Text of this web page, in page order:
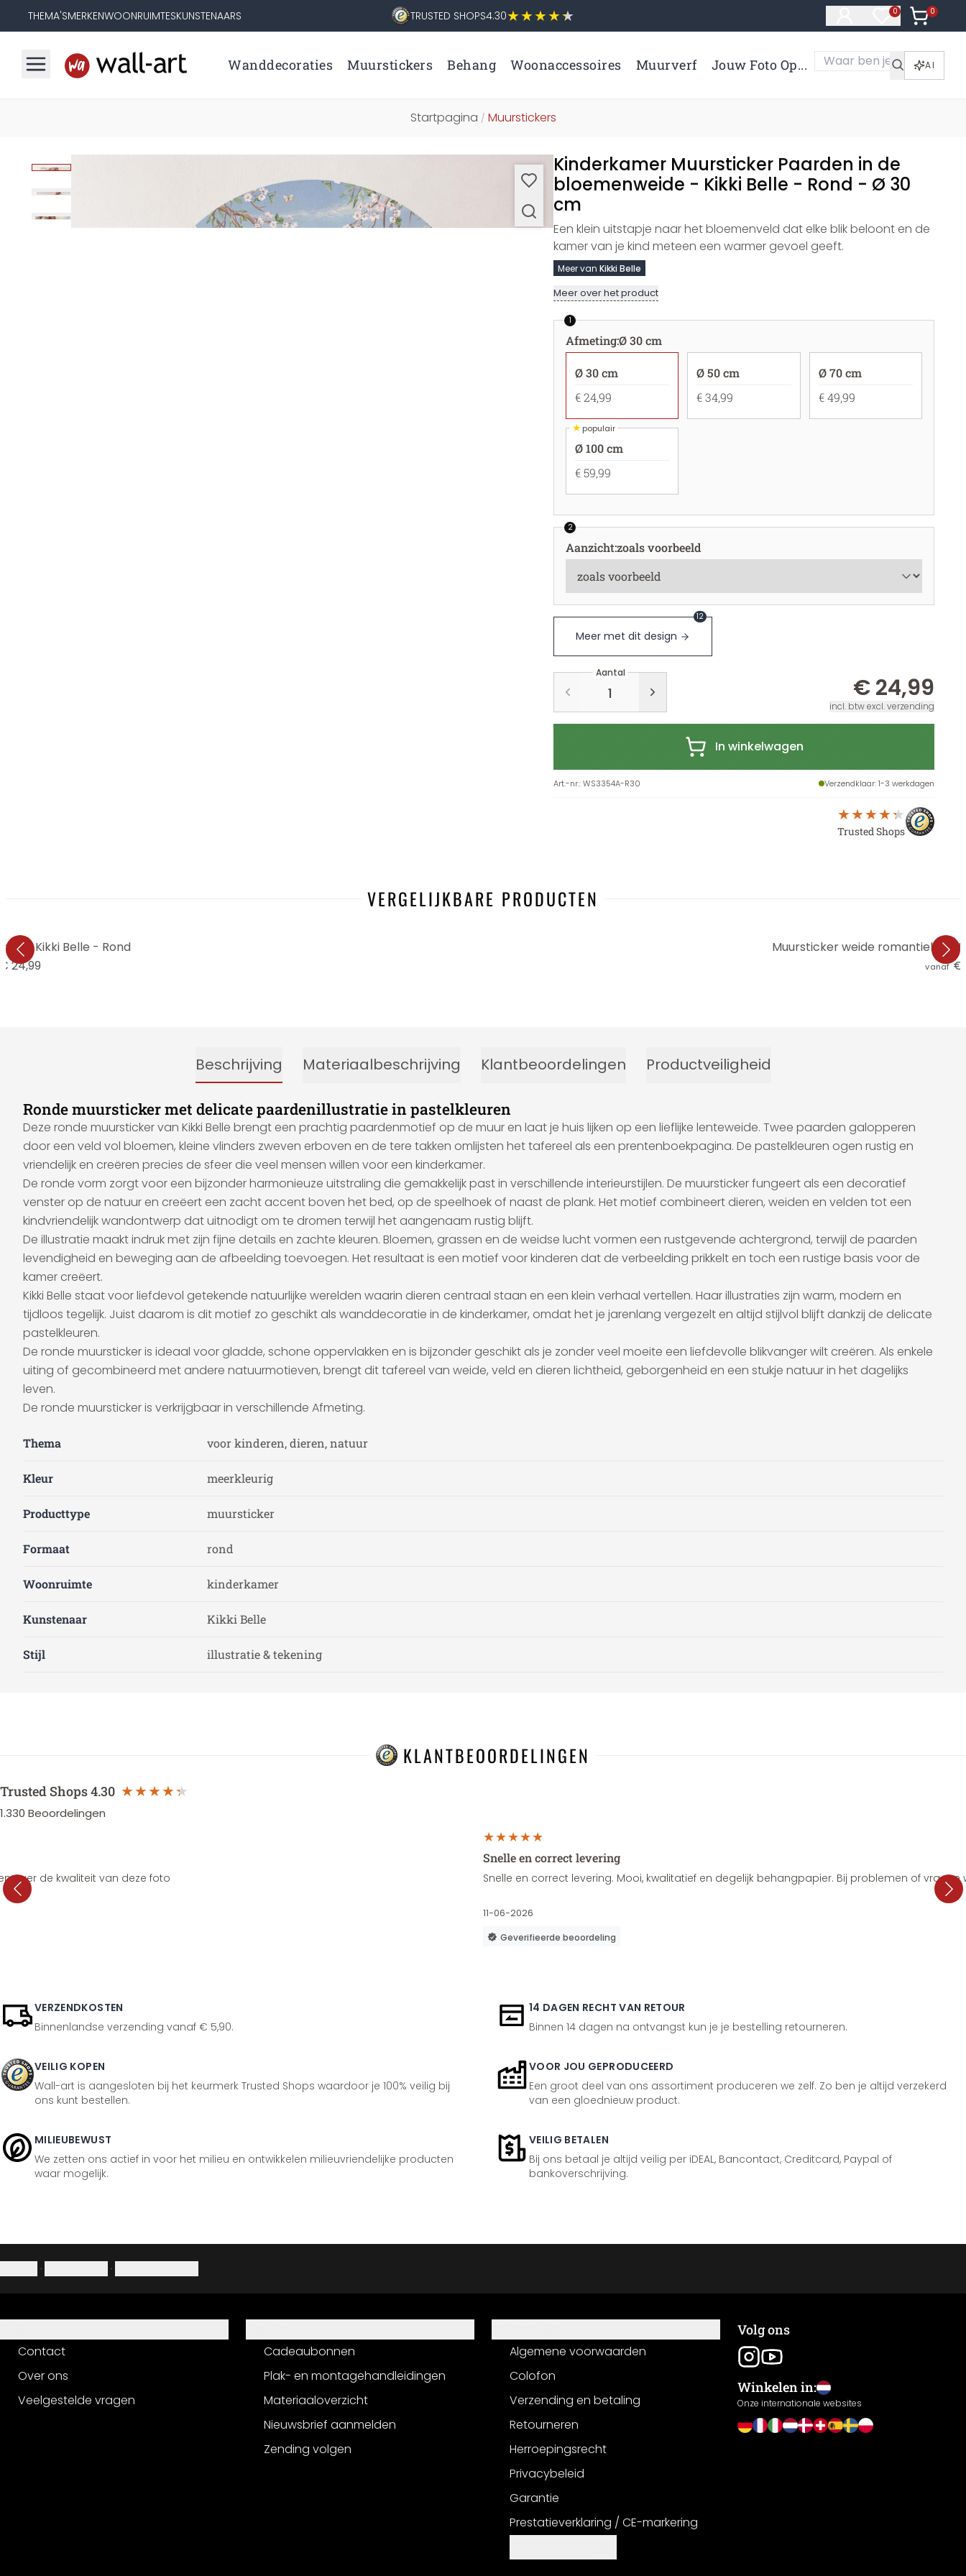
THEMA'SMERKENWOONRUIMTESKUNSTENAARS TRUSTED SHOPS4.30 0
Artikelen in
0
Artikelen
Wanddecoraties Muurstickers Behang Woonaccessoires Muurverf Jouw Foto Op... AI
Startpagina / Muurstickers
Kinderkamer Muursticker Paarden in de
bloemenweide - Kikki Belle - Rond - Ø 30
cm
Een klein uitstapje naar het bloemenveld dat elke blik beloont en de
kamer van je kind meteen een warmer gevoel geeft.
Meer van Kikki Belle
Meer over het product
1
Afmeting:Ø 30 cm
Ø 30 cm
€ 24,99
Ø 50 cm
€ 34,99
Ø 70 cm
€ 49,99
★populair
Ø 100 cm
€ 59,99
2
Aanzicht:zoals voorbeeld
Meer met dit design
12
Aantal
€ 24,99
incl. btw excl. verzending
In winkelwagen
Art.-nr.:WS3354A-R30 Verzendklaar: 1-3 werkdagen
Trusted Shops
VERGELIJKBARE PRODUCTEN
- Kikki Belle - Rond
24,99
Muursticker weide romantiek
vanaf €
Beschrijving Materiaalbeschrijving Klantbeoordelingen Productveiligheid
Ronde muursticker met delicate paardenillustratie in pastelkleuren
Deze ronde muursticker van Kikki Belle brengt een prachtig paardenmotief op de muur en laat je huis lijken op een lieflijke lenteweide. Twee paarden galopperen
door een veld vol bloemen, kleine vlinders zweven erboven en de tere takken omlijsten het tafereel als een prentenboekpagina. De pastelkleuren ogen rustig en
vriendelijk en creëren precies de sfeer die veel mensen willen voor een kinderkamer.
De ronde vorm zorgt voor een bijzonder harmonieuze uitstraling die gemakkelijk past in verschillende interieurstijlen. De muursticker fungeert als een decoratief
venster op de natuur en creëert een zacht accent boven het bed, op de speelhoek of naast de plank. Het motief combineert dieren, weiden en velden tot een
kindvriendelijk wandontwerp dat uitnodigt om te dromen terwijl het aangenaam rustig blijft.
De illustratie maakt indruk met zijn fijne details en zachte kleuren. Bloemen, grassen en de weidse lucht vormen een rustgevende achtergrond, terwijl de paarden
levendigheid en beweging aan de afbeelding toevoegen. Het resultaat is een motief voor kinderen dat de verbeelding prikkelt en toch een rustige basis voor de
kamer creëert.
Kikki Belle staat voor liefdevol getekende natuurlijke werelden waarin dieren centraal staan en een klein verhaal vertellen. Haar illustraties zijn warm, modern en
tijdloos tegelijk. Juist daarom is dit motief zo geschikt als wanddecoratie in de kinderkamer, omdat het je jarenlang vergezelt en altijd stijlvol blijft dankzij de delicate
pastelkleuren.
De ronde muursticker is ideaal voor gladde, schone oppervlakken en is bijzonder geschikt als je zonder veel moeite een liefdevolle blikvanger wilt creëren. Als enkele
uiting of gecombineerd met andere natuurmotieven, brengt dit tafereel van weide, veld en dieren lichtheid, geborgenheid en een stukje natuur in het dagelijks
leven.
De ronde muursticker is verkrijgbaar in verschillende Afmeting.
Thema voor kinderen, dieren, natuur
Kleur meerkleurig
Producttype muursticker
Formaat rond
Woonruimte kinderkamer
Kunstenaar Kikki Belle
Stijl illustratie & tekening
KLANTBEOORDELINGEN
Trusted Shops4.30
1.330 Beoordelingen
over de kwaliteit van deze foto
Snelle en correct levering
Snelle en correct levering. Mooi, kwalitatief en degelijk behangpapier. Bij problemen of
11-06-2026
Geverifieerde beoordeling
VERZENDKOSTEN
Binnenlandse verzending vanaf € 5,90.
14 DAGEN RECHT VAN RETOUR
Binnen 14 dagen na ontvangst kun je je bestelling retourneren.
VEILIG KOPEN
Wall-art is aangesloten bij het keurmerk Trusted Shops waardoor je 100% veilig bij
ons kunt bestellen.
VOOR JOU GEPRODUCEERD
Een groot deel van ons assortiment produceren we zelf. Zo ben je altijd verzekerd
van een gloednieuw product.
MILIEUBEWUST
We zetten ons actief in voor het milieu en ontwikkelen milieuvriendelijke producten
waar mogelijk.
VEILIG BETALEN
Bij ons betaal je altijd veilig per iDEAL, Bancontact, Creditcard, Paypal of
bankoverschrijving.
· ·
Contact
Over ons
Veelgestelde vragen
Cadeaubonnen
Plak- en montagehandleidingen
Materiaaloverzicht
Nieuwsbrief aanmelden
Zending volgen
Algemene voorwaarden
Colofon
Verzending en betaling
Retourneren
Herroepingsrecht
Privacybeleid
Garantie
Prestatieverklaring / CE-markering
Volg ons
Winkelen in:
Onze internationale websites